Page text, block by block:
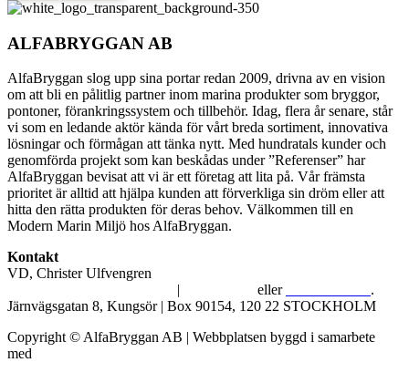
ALFABRYGGAN AB
AlfaBryggan slog upp sina portar redan 2009, drivna av en vision
om att bli en pålitlig partner inom marina produkter som bryggor,
pontoner, förankringssystem och tillbehör. Idag, flera år senare, står
vi som en ledande aktör kända för vårt breda sortiment, innovativa
lösningar och förmågan att tänka nytt. Med hundratals kunder och
genomförda projekt som kan beskådas under ”Referenser” har
AlfaBryggan bevisat att vi är ett företag att lita på. Vår främsta
prioritet är alltid att hjälpa kunden att förverkliga sin dröm eller att
hitta den rätta produkten för deras behov. Välkommen till en
Modern Marin Miljö hos AlfaBryggan.
Kontakt
VD, Christer Ulfvengren
eller
.
Järnvägsgatan 8, Kungsör | Box 90154, 120 22 STOCKHOLM
Copyright © AlfaBryggan AB | Webbplatsen byggd i samarbete
med